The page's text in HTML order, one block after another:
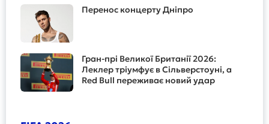
Перенос концерту Дніпро
Гран-прі Великої Британії 2026:
Леклер тріумфує в Сільверстоуні, а
Red Bull переживає новий удар